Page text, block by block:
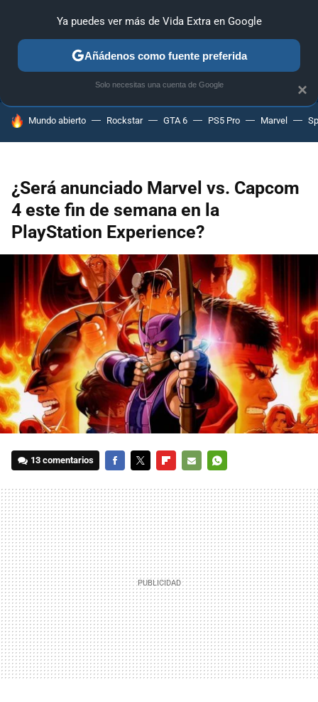
ANÁLISIS GUÍAS Y TRUCOS PC SONY NINTENDO
HOY SE HABLA DE
Mundo abierto Rockstar GTA 6 PS5 Pro Marvel
¿Será anunciado Marvel vs. Capcom
4 este fin de semana en la
PlayStation Experience?
13 comentarios
MAIL
×
Ya puedes ver más de Vida Extra en Google
Añádenos como fuente preferida
Solo necesitas una cuenta de Google